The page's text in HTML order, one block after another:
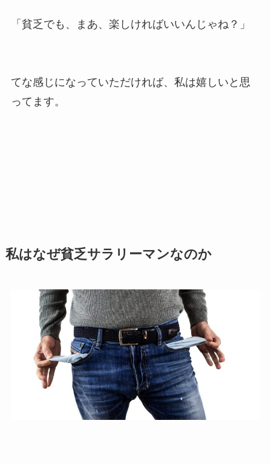
「貧乏でも、まあ、楽しければいいんじゃね？」
てな感じになっていただければ、私は嬉しいと思
ってます。
私はなぜ貧乏サラリーマンなのか